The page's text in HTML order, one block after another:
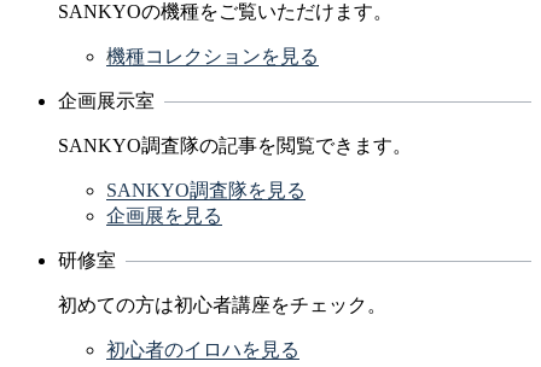
SANKYOの機種をご覧いただけます。
機種コレクションを見る
企画展示室
SANKYO調査隊の記事を閲覧できます。
SANKYO調査隊を見る
企画展を見る
研修室
初めての方は初心者講座をチェック。
初心者のイロハを見る